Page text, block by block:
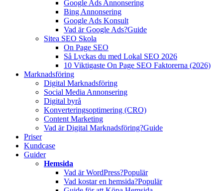
Google Ads Annonsering
Bing Annonsering
Google Ads Konsult
Vad är Google Ads?Guide
Sitea SEO Skola
On Page SEO
Så Lyckas du med Lokal SEO 2026
10 Viktigaste On Page SEO Faktorerna (2026)
Marknadsföring
Digital Marknadsföring
Social Media Annonsering
Digital byrå
Konverteringsoptimering (CRO)
Content Marketing
Vad är Digital Marknadsföring?Guide
Priser
Kundcase
Guider
Hemsida
Vad är WordPress?Populär
Vad kostar en hemsida?Populär